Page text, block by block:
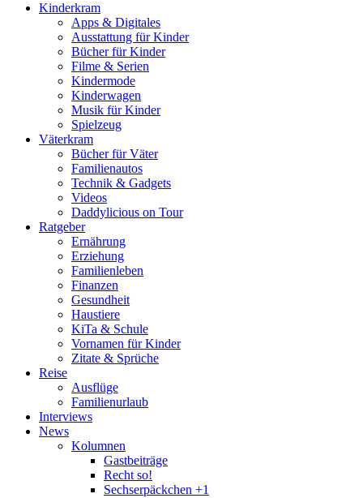
Kinderkram
Apps & Digitales
Ausstattung für Kinder
Bücher für Kinder
Filme & Serien
Kindermode
Kinderwagen
Musik für Kinder
Spielzeug
Väterkram
Bücher für Väter
Familienautos
Technik & Gadgets
Videos
Daddylicious on Tour
Ratgeber
Ernährung
Erziehung
Familienleben
Finanzen
Gesundheit
Haustiere
KiTa & Schule
Vornamen für Kinder
Zitate & Sprüche
Reise
Ausflüge
Familienurlaub
Interviews
News
Kolumnen
Gastbeiträge
Recht so!
Sechserpäckchen +1